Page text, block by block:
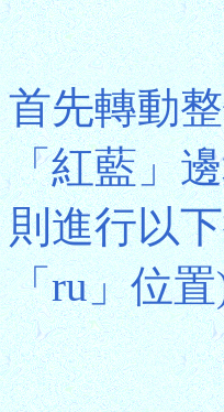
首先轉動
「紅藍」
則進行以
「ru」位